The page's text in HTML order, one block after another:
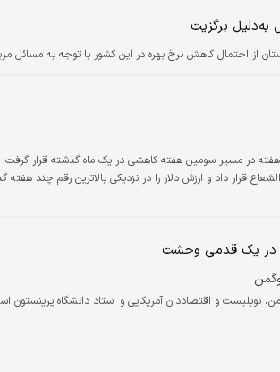
به‌دلیل برگزیت
از احتمال کاهش نرخ بهره در این کشور با توجه به مسائل
در مسیر سومین هفته کاهشی در یک ماه گذشته قرار گرفت.
قرار داد و ارزش دلار را در نزدیکی بالاترین رقم چند
در یک قدمی وحشت
نوبلیست و اقتصاددان آمریکایی و استاد دانشگاه پرینستون